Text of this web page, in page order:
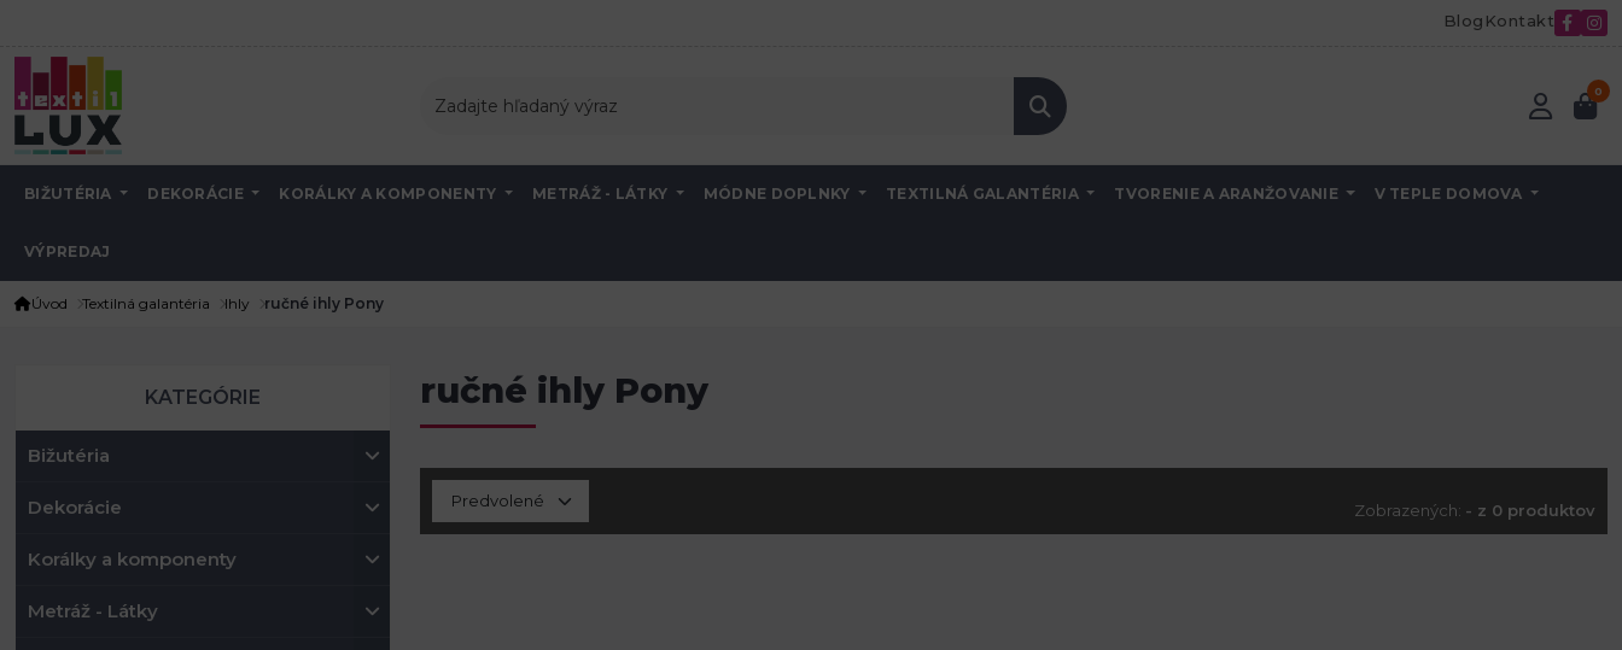
Blog Kontakt
0
BIŽUTÉRIA DEKORÁCIE KORÁLKY A KOMPONENTY METRÁŽ - LÁTKY MÓDNE DOPLNKY TEXTILNÁ GALANTÉRIA TVORENIE A ARANŽOVANIE V TEPLE DOMOVA
VÝPREDAJ
Úvod Textilná galantéria Ihly ručné ihly Pony
KATEGÓRIE
Bižutéria
Dekorácie
Korálky a komponenty
Metráž - Látky
ručné ihly Pony
Zobrazených: - z 0 produktov